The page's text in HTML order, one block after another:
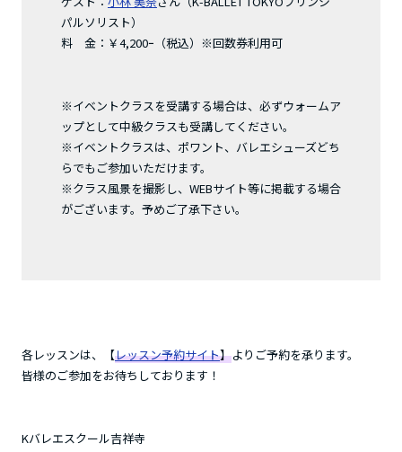
パルソリスト）
料 金：￥4,200ｰ（税込）※回数券利用可
※イベントクラスを受講する場合は、必ずウォームア
ップとして中級クラスも受講してください。
※イベントクラスは、ポワント、バレエシューズどち
らでもご参加いただけます。
※クラス風景を撮影し、WEBサイト等に掲載する場合
がございます。予めご了承下さい。
各レッスンは、【レッスン予約サイト】よりご予約を承ります。
皆様のご参加をお待ちしております！
Kバレエスクール吉祥寺